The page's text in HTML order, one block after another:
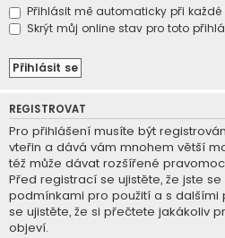
Přihlásit mě automaticky při každé
Skrýt můj online stav pro toto
REGISTROVAT
Pro přihlášení musíte být
vteřin a dává vám mnohem větší
též může dávat rozšířené
Před registrací se ujistěte, že jste
podmínkami pro použití a s dalšími
se ujistěte, že si přečtete jakákoliv
objeví.